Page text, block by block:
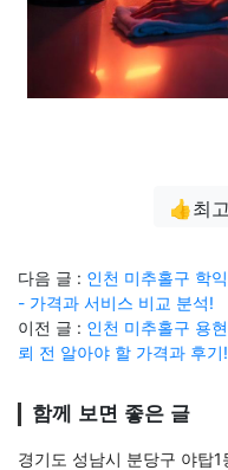
👍최고
다음 글 : 인천 미추홀구 학
- 가격과 서비스 비교 분석!
이전 글 : 인천 미추홀구 용
뢰 전 알아야 할 가격과 후기!
함께 보면 좋은 글
경기도 성남시 분당구 야탑